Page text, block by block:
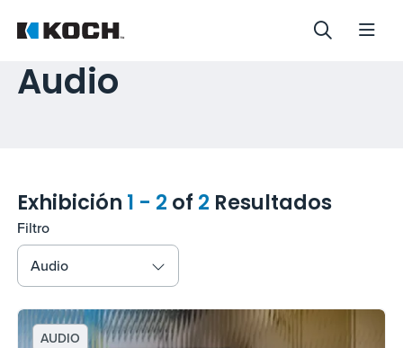
Audio
Exhibición1 - 2of2 Resultados
Filtro
Audio
AUDIO